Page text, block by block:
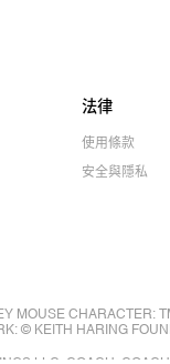
法律
使用條款
安全與隱私
MOUSE CHARACTER:
© KEITH HARING